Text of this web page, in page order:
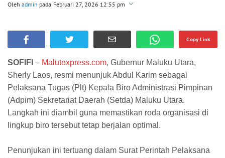
Oleh admin pada Februari 27, 2026 12:55 pm
Copy Link
SOFIFI – Malutexpress.com, Gubernur Maluku Utara,
Sherly Laos, resmi menunjuk Abdul Karim sebagai
Pelaksana Tugas (Plt) Kepala Biro Administrasi Pimpinan
(Adpim) Sekretariat Daerah (Setda) Maluku Utara.
Langkah ini diambil guna memastikan roda organisasi di
lingkup biro tersebut tetap berjalan optimal.
Penunjukan ini tertuang dalam Surat Perintah Pelaksana